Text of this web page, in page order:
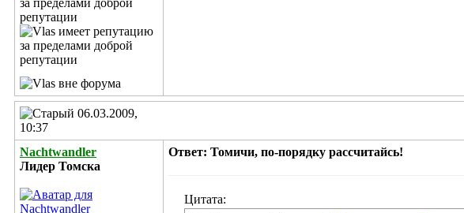
06.03.2009,
10:37
Nachtwandler
Лидер Томска
Ответ: Томичи, по-порядку рассчитайсь!
Цитата: